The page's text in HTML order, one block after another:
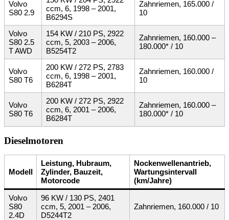
Volvo
S80 2.9
ccm, 6, 1998 – 2001,
B6294S
Zahnriemen, 165.000 /
10
Volvo
S80 2.5
T AWD
154 KW / 210 PS, 2922
ccm, 5, 2003 – 2006,
B5254T2
Zahnriemen, 160.000 –
180.000* / 10
Volvo
S80 T6
200 KW / 272 PS, 2783
ccm, 6, 1998 – 2001,
B6284T
Zahnriemen, 160.000 /
10
Volvo
S80 T6
200 KW / 272 PS, 2922
ccm, 6, 2001 – 2006,
B6284T
Zahnriemen, 160.000 –
180.000* / 10
Dieselmotoren
Modell
Leistung, Hubraum,
Zylinder, Bauzeit,
Motorcode
Nockenwellenantrieb,
Wartungsintervall
(km/Jahre)
Volvo
S80
2.4D
96 KW / 130 PS, 2401
ccm, 5, 2001 – 2006,
D5244T2
Zahnriemen, 160.000 / 10